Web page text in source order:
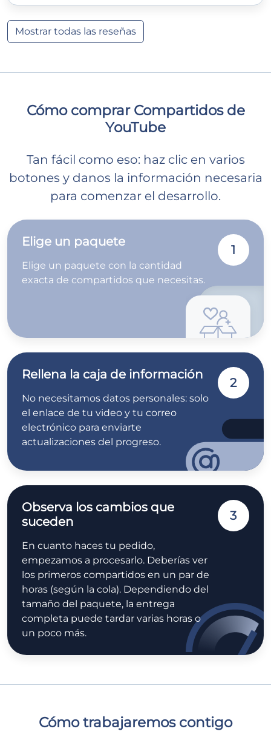
Mostrar todas las reseñas
Cómo comprar Compartidos de
YouTube
Tan fácil como eso: haz clic en varios
botones y danos la información necesaria
para comenzar el desarrollo.
Elige un paquete
Elige un paquete con la cantidad
exacta de compartidos que necesitas.
1
Rellena la caja de información
No necesitamos datos personales: solo
el enlace de tu video y tu correo
electrónico para enviarte
actualizaciones del progreso.
2
Observa los cambios que
suceden
En cuanto haces tu pedido,
empezamos a procesarlo. Deberías ver
los primeros compartidos en un par de
horas (según la cola). Dependiendo del
tamaño del paquete, la entrega
completa puede tardar varias horas o
un poco más.
3
Cómo trabajaremos contigo